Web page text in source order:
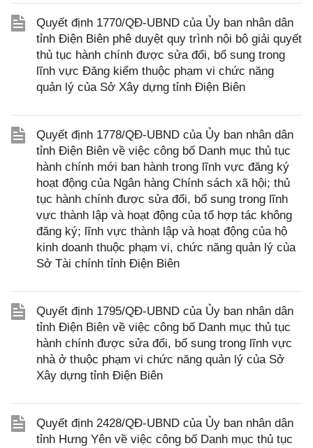
Quyết định 1770/QĐ-UBND của Ủy ban nhân dân
tỉnh Điện Biên phê duyệt quy trình nội bộ giải quyết
thủ tục hành chính được sửa đổi, bổ sung trong
lĩnh vực Đăng kiểm thuộc phạm vi chức năng
quản lý của Sở Xây dựng tỉnh Điện Biên
Quyết định 1778/QĐ-UBND của Ủy ban nhân dân
tỉnh Điện Biên về việc công bố Danh mục thủ tục
hành chính mới ban hành trong lĩnh vực đăng ký
hoạt động của Ngân hàng Chính sách xã hội; thủ
tục hành chính được sửa đổi, bổ sung trong lĩnh
vực thành lập và hoạt động của tổ hợp tác không
đăng ký; lĩnh vực thành lập và hoạt động của hộ
kinh doanh thuộc phạm vi, chức năng quản lý của
Sở Tài chính tỉnh Điện Biên
Quyết định 1795/QĐ-UBND của Ủy ban nhân dân
tỉnh Điện Biên về việc công bố Danh mục thủ tục
hành chính được sửa đổi, bổ sung trong lĩnh vực
nhà ở thuộc phạm vi chức năng quản lý của Sở
Xây dựng tỉnh Điện Biên
Quyết định 2428/QĐ-UBND của Ủy ban nhân dân
tỉnh Hưng Yên về việc công bố Danh mục thủ tục